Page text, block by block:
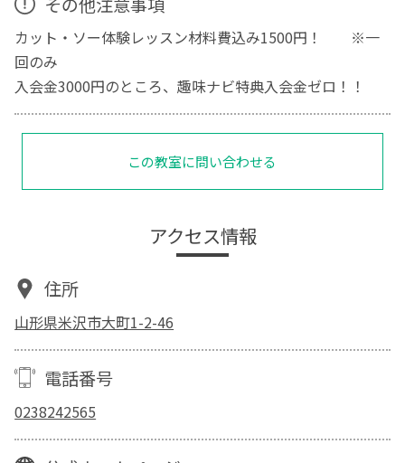
カット・ソー体験レッスン材料費込み1500円！ ※一
回のみ
入会金3000円のところ、趣味ナビ特典入会金ゼロ！！
この教室に問い合わせる
アクセス情報
住所
山形県米沢市大町1-2-46
電話番号
0238242565